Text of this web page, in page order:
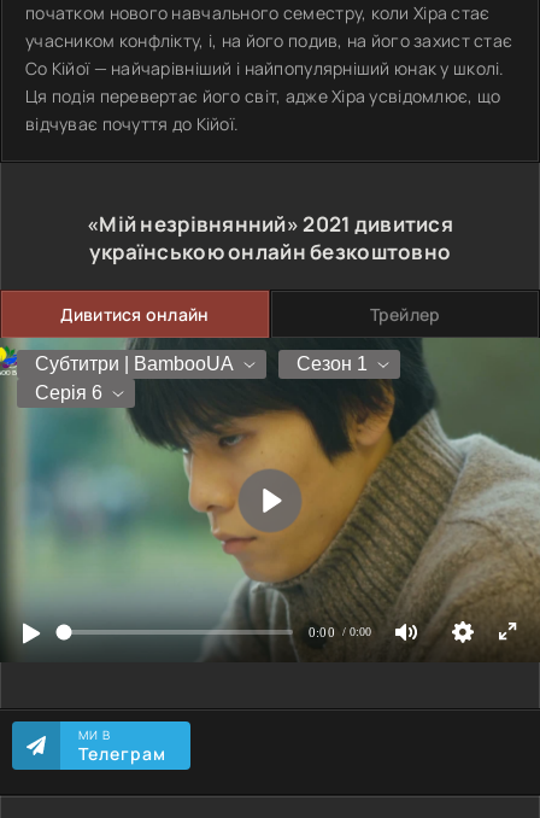
початком нового навчального семестру, коли Хіра стає
учасником конфлікту, і, на його подив, на його захист стає
Со Кійої — найчарівніший і найпопулярніший юнак у школі.
Ця подія перевертає його світ, адже Хіра усвідомлює, що
відчуває почуття до Кійої.
«Мій незрівнянний»2021 дивитися
українською онлайн безкоштовно
Дивитися онлайн Трейлер
МИ В
Телеграм